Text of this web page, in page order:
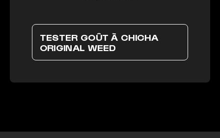
TESTER GOÛT À CHICHA
ORIGINAL WEED